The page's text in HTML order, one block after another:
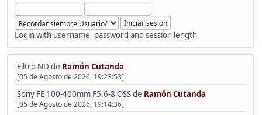
Login with username, password and session length
Filtro ND de Ramón Cutanda
[05 de Agosto de 2026, 19:23:53]
Sony FE 100-400mm F5.6-8 OSSde Ramón Cutanda
[05 de Agosto de 2026, 19:14:36]